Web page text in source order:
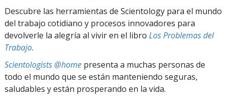
Descubre las herramientas de Scientology para el mundo
del trabajo cotidiano y procesos innovadores para
devolverle la alegría al vivir en el libro Los Problemas del
Trabajo.
Scientologists @home presenta a muchas personas de
todo el mundo que se están manteniendo seguras,
saludables y están prosperando en la vida.